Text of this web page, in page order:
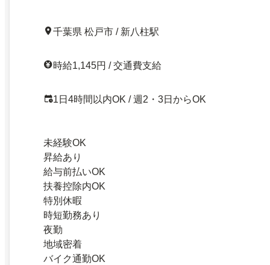
千葉県 松戸市 / 新八柱駅
時給1,145円 / 交通費支給
1日4時間以内OK / 週2・3日からOK
未経験OK
昇給あり
給与前払いOK
扶養控除内OK
特別休暇
時短勤務あり
夜勤
地域密着
バイク通勤OK